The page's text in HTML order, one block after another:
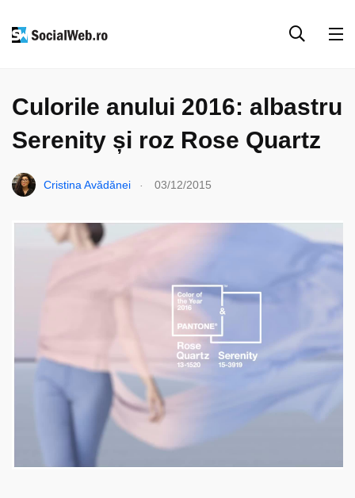
Culorile anului 2016: albastru
Serenity și roz Rose Quartz
Cristina Avădănei 03/12/2015